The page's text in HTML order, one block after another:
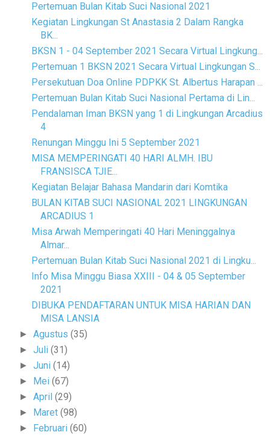
Pertemuan Bulan Kitab Suci Nasional 2021
Kegiatan Lingkungan St Anastasia 2 Dalam Rangka
BK...
BKSN 1 - 04 September 2021 Secara Virtual Lingkung...
Pertemuan 1 BKSN 2021 Secara Virtual Lingkungan S...
Persekutuan Doa Online PDPKK St. Albertus Harapan ...
Pertemuan Bulan Kitab Suci Nasional Pertama di Lin...
Pendalaman Iman BKSN yang 1 di Lingkungan Arcadius
4
Renungan Minggu Ini 5 September 2021
MISA MEMPERINGATI 40 HARI ALMH. IBU
FRANSISCA TJIE...
Kegiatan Belajar Bahasa Mandarin dari Komtika
BULAN KITAB SUCI NASIONAL 2021 LINGKUNGAN
ARCADIUS 1
Misa Arwah Memperingati 40 Hari Meninggalnya
Almar...
Pertemuan Bulan Kitab Suci Nasional 2021 di Lingku...
Info Misa Minggu Biasa XXIII - 04 & 05 September
2021
DIBUKA PENDAFTARAN UNTUK MISA HARIAN DAN
MISA LANSIA
►Agustus(35)
►Juli(31)
►Juni(14)
► Mei(67)
►April(29)
► Maret(98)
► Februari(60)